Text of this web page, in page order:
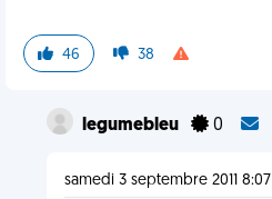
46 38
legumebleu 0
samedi 3 septembre 2011 8:07